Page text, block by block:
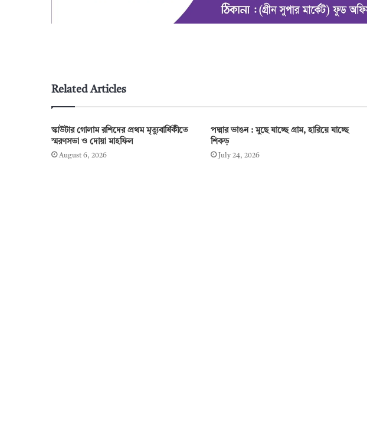
Related Articles
স্কাউটার গোলাম রশিদের প্রথম মৃত্যুবার্ষিকীতে
স্মরণসভা ও দোয়া মাহফিল
August 6, 2026
পদ্মার ভাঙন : মুছে যাচ্ছে গ্রাম, হারিয়ে যাচ্ছে
শিকড়
July 24, 2026